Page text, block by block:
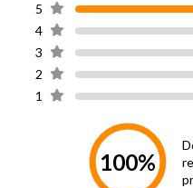
1
2
3
4
5
100%